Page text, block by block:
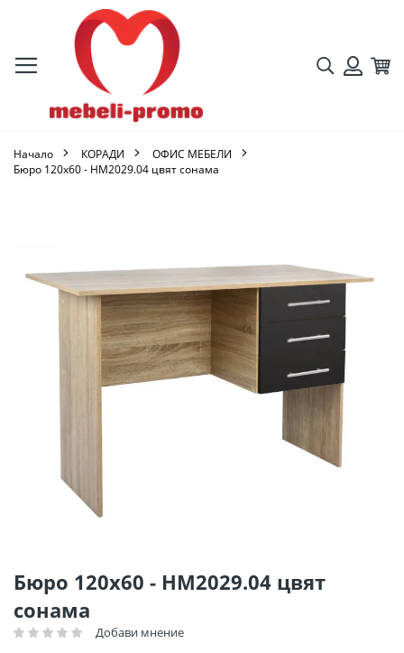
Търсене
Начало КОРАДИ
ОФИС МЕБЕЛИ
Бюро 120x60 - HM2029.04 цвят сонама
Бюро 120x60 - HM2029.04 цвят
сонама
Рейтинг: Добави мнение
галерията
изображенията
Преминете
към
началото
на